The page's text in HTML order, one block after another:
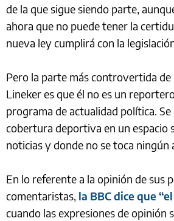
de la que sigue siendo parte,
ahora que no puede tener la
nueva ley cumplirá con la
Pero la parte más controvertida
Lineker es que él no es un
programa de actualidad política. Se
cobertura deportiva en un espacio
noticias y donde no se toca ningún
En lo referente a la opinión de sus
comentaristas, la BBC dice que
cuando las expresiones de opinión